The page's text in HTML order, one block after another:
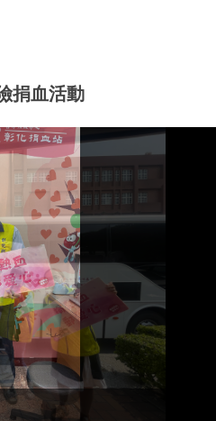
捐血活動